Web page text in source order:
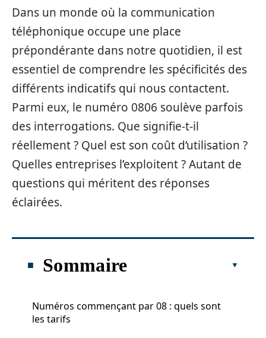
Dans un monde où la communication
téléphonique occupe une place
prépondérante dans notre quotidien, il est
essentiel de comprendre les spécificités des
différents indicatifs qui nous contactent.
Parmi eux, le numéro 0806 soulève parfois
des interrogations. Que signifie-t-il
réellement ? Quel est son coût d’utilisation ?
Quelles entreprises l’exploitent ? Autant de
questions qui méritent des réponses
éclairées.
Sommaire
Numéros commençant par 08 : quels sont
les tarifs